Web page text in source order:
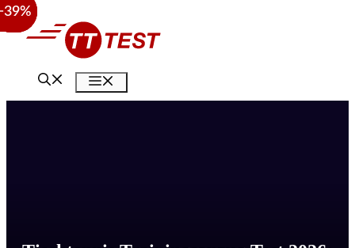
Zum
Inhalt